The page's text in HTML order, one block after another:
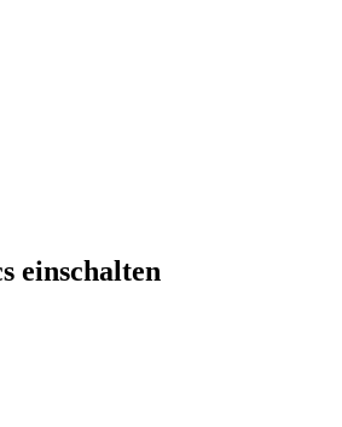
einschalten